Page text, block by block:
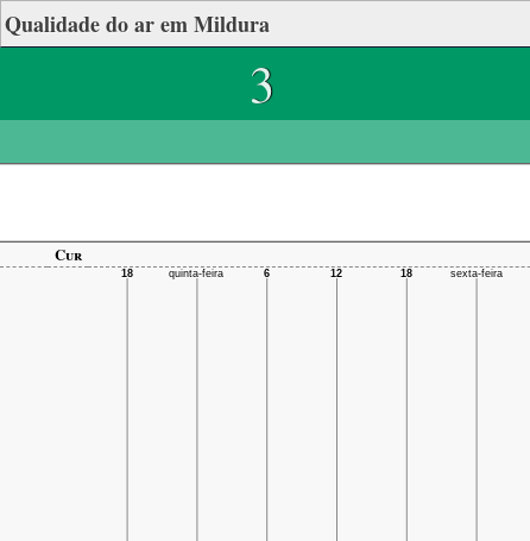
Qualidade do ar em Mildura
3
Cur